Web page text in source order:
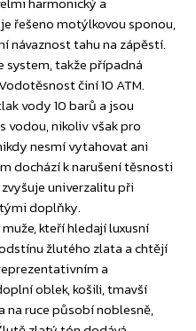
řešeno motýlkovou sponou,
návaznost tahu na zápěstí.
system, takže případná
činí 10 ATM.
vody 10 barů a jsou
vodou, nikoliv však pro
nesmí vytahovat ani
dochází k narušení těsnosti
univerzalitu při
doplňky.
kteří hledají luxusní
žlutého zlata a chtějí
a
oblek, košili, tmavší
na ruce působí noblesně,